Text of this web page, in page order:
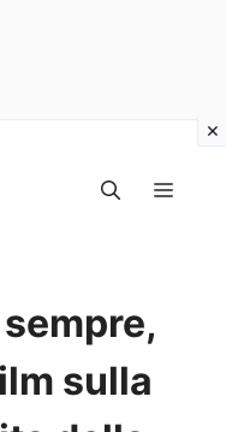
sulla